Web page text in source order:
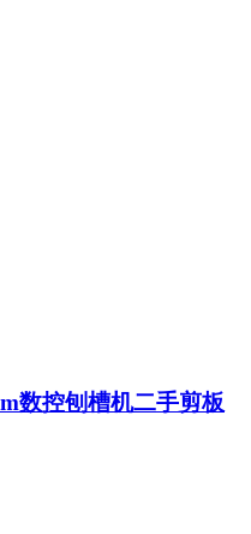
数控刨槽机二手剪板